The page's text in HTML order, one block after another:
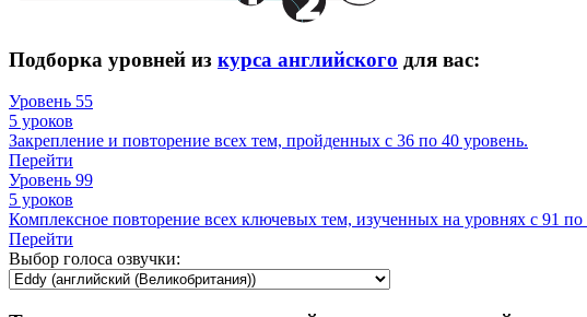
Подборка уровней из курса английского для вас:
Уровень 55
5 уроков
Закрепление и повторение всех тем, пройденных с 36 по 40 уровень.
Перейти
Уровень 99
5 уроков
Комплексное повторение всех ключевых тем, изученных на уровнях с 91 по
Перейти
Выбор голоса озвучки: